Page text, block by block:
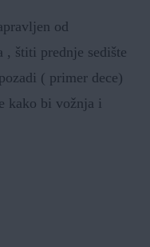
od
štiti prednje sedište
( primer dece)
kako bi vožnja i